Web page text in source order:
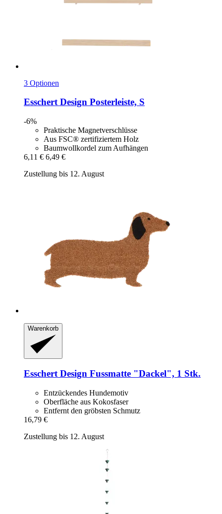
3 Optionen
Esschert Design Posterleiste, S
-6%
Praktische Magnetverschlüsse
Aus FSC® zertifiziertem Holz
Baumwollkordel zum Aufhängen
6,11 € 6,49 €
Zustellung bis 12. August
Warenkorb
Esschert Design Fussmatte "Dackel", 1 Stk.
Entzückendes Hundemotiv
Oberfläche aus Kokosfaser
Entfernt den gröbsten Schmutz
16,79 €
Zustellung bis 12. August